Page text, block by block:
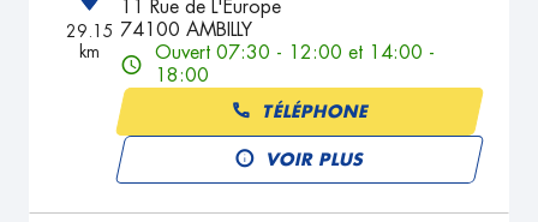
29.15
km
11 Rue de L'Europe
74100 AMBILLY
Ouvert 07:30 - 12:00 et 14:00 -
18:00
TÉLÉPHONE
VOIR PLUS